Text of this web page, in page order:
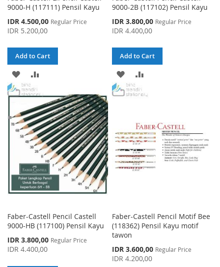
9000-H (117111) Pensil Kayu
Special
Price
IDR 4.500,00 Regular Price
IDR 5.200,00
Add to Cart
ADD
TO
WISH
LIST
COMPARE
9000-2B (117102) Pensil Kayu
Special
Price
IDR 3.800,00 Regular Price
IDR 4.400,00
Add to Cart
ADD
TO
LIST
Faber-Castell Pencil Castell
9000-HB (117100) Pensil Kayu
Special
Price
IDR 3.800,00 Regular Price
IDR 4.400,00
Faber-Castell Pencil Motif Bee
(118362) Pensil Kayu motif
tawon
Special
Price
IDR 3.600,00 Regular Price
IDR 4.200,00